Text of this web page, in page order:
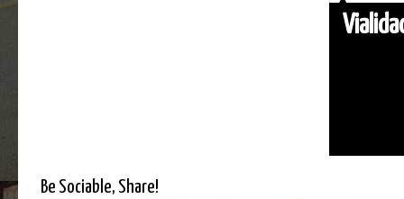
Be Sociable, Share!